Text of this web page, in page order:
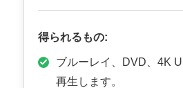
得られるもの:
ブルーレイ、DVD、4K
再生します。